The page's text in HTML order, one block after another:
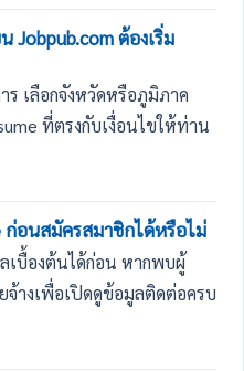
ต้องเริ่ม
ร เลือกจังหวัดหรือภูมิภาค
ที่ตรงกับเงื่อนไขให้ท่าน
ก่อนสมัครสมาชิกได้หรือไม่
เบื้องต้นได้ก่อน หากพบผู้
างเพื่อเปิดดูข้อมูลติดต่อครบ